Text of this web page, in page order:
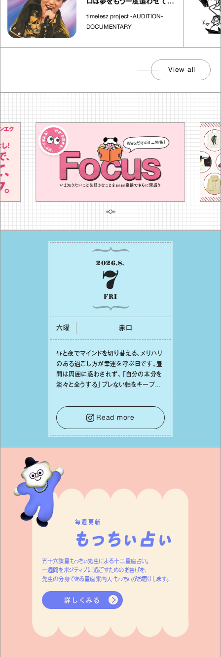
ロは夢をもう一度追わせてく
れた場所」
timelesz project -AUDITION-
DOCUMENTARY
View all
2026.8.
7
FRI
六曜 ⾚⼝
昼と夜でマインドを切り替える、メリハリ
のある過ごし⽅が幸運を呼ぶ⽇です。昼
間は周囲に惑わされず、「⾃分の本分を
淡々と全うする」ブレない軸をキープし
⾔葉に流されないよう、⼼にしっかりブ
レーキをかけること。この意識の切り替
えが、あなたに確かな安⼼感をもたらす
はずです。
Read more
毎週更新
五十六謀星もっちぃ先生による十二星座占い。
一週間をポジティブに過ごすためのお告げを、
先生の分身である星座案内人・もっちぃがお届けします。
詳しくみる